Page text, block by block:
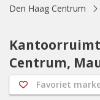
Den Haag Centrum
Centrum,
Favoriet